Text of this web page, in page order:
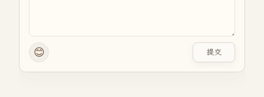
😊 提交